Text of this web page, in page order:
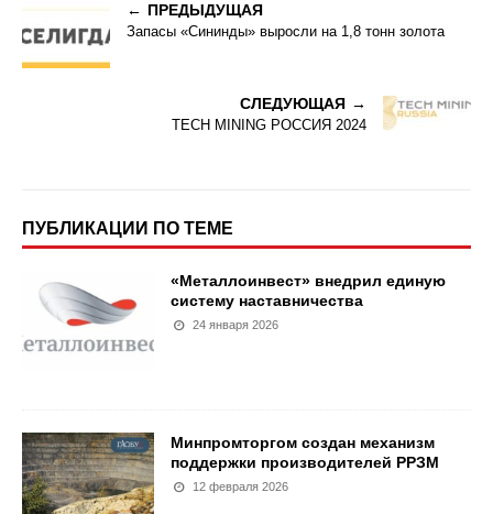
ПРЕДЫДУЩАЯ
Запасы «Сининды» выросли на 1,8 тонн золота
СЛЕДУЮЩАЯ
TECH MINING РОССИЯ 2024
ПУБЛИКАЦИИ ПО ТЕМЕ
«Металлоинвест» внедрил единую
систему наставничества
24 января 2026
Минпромторгом создан механизм
поддержки производителей РРЗМ
12 февраля 2026